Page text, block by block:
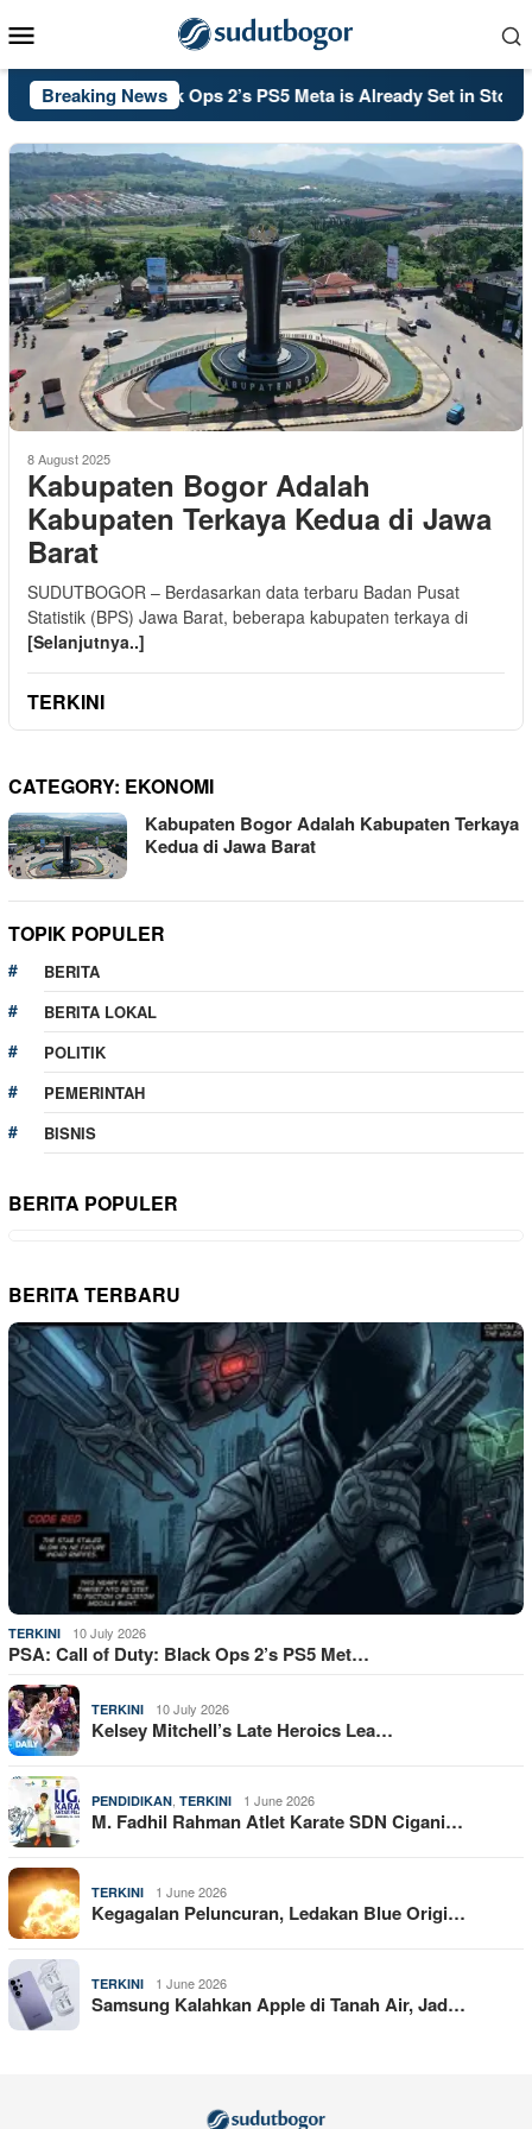
to
Menu
Breaking News
of Duty: Black Ops 2’s PS5 Meta is Already Set in Stone
8 August 2025
Kabupaten Bogor Adalah
Kabupaten Terkaya Kedua di Jawa
Barat
SUDUTBOGOR – Berdasarkan data terbaru Badan Pusat
Statistik (BPS) Jawa Barat, beberapa kabupaten terkaya di
[Selanjutnya..]
TERKINI
CATEGORY: EKONOMI
Kabupaten Bogor Adalah Kabupaten Terkaya
Kedua di Jawa Barat
TOPIK POPULER
BERITA
BERITA LOKAL
POLITIK
PEMERINTAH
BISNIS
BERITA POPULER
BERITA TERBARU
TERKINI 10 July 2026
PSA: Call of Duty: Black Ops 2’s PS5 Met…
TERKINI 10 July 2026
Kelsey Mitchell’s Late Heroics Lea…
PENDIDIKAN TERKINI 1 June 2026
M. Fadhil Rahman Atlet Karate SDN Cigani…
TERKINI 1 June 2026
Kegagalan Peluncuran, Ledakan Blue Origi…
TERKINI 1 June 2026
Samsung Kalahkan Apple di Tanah Air, Jad…